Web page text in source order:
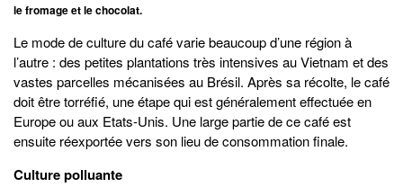
le fromage et le chocolat.
Le mode de culture du café varie beaucoup d’une région à
l’autre : des petites plantations très intensives au Vietnam et des
vastes parcelles mécanisées au Brésil. Après sa récolte, le café
doit être torréfié, une étape qui est généralement effectuée en
Europe ou aux Etats-Unis. Une large partie de ce café est
ensuite réexportée vers son lieu de consommation finale.
Culture polluante